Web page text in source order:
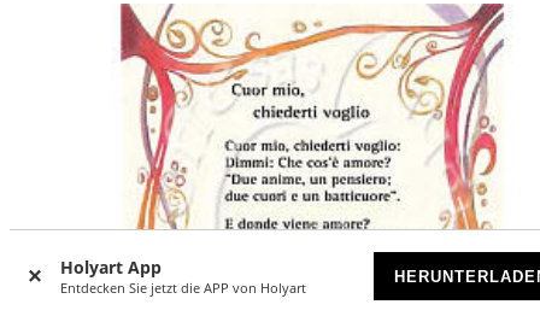
Holyart App
Entdecken Sie jetzt die APP von Holyart